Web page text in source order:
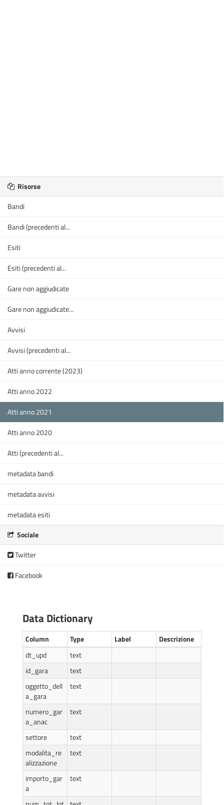
Risorse
Bandi
Bandi (precedenti al...
Esiti
Esiti (precedenti al...
Gare non aggiudicate
Gare non aggiudicate...
Avvisi
Avvisi (precedenti al...
Atti anno corrente (2023)
Atti anno 2022
Atti anno 2021
Atti anno 2020
Atti (precedenti al...
metadata bandi
metadata avvisi
metadata esiti
Sociale
Twitter
Facebook
Data Dictionary
Column Type Label
Descrizione
dt_upd
text
id_gara
text
oggetto_dell
a_gara
text
numero_gar
a_anac
text
settore
text
modalita_re
alizzazione
text
importo_gar
a
text